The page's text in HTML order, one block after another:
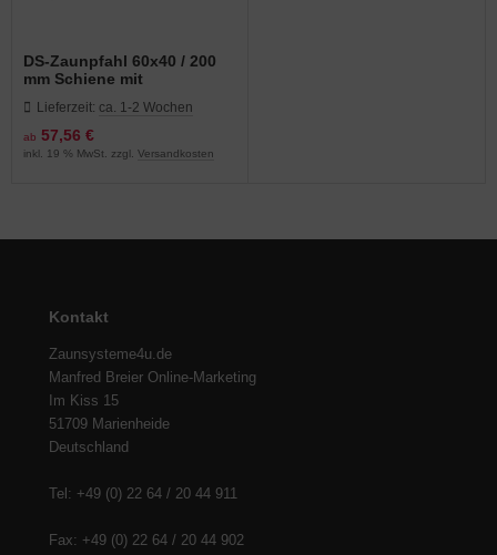
DS-Zaunpfahl 60x40 / 200
mm Schiene mit
feuerverzinkt
Lieferzeit: ca. 1-2 Wochen
ab 57,56 €
inkl. 19 % MwSt. zzgl. Versandkosten
Kontakt
Zaunsysteme4u.de
Manfred Breier Online-Marketing
Im Kiss 15
51709 Marienheide
Deutschland
Tel: +49 (0) 22 64 / 20 44 911
Fax: +49 (0) 22 64 / 20 44 902